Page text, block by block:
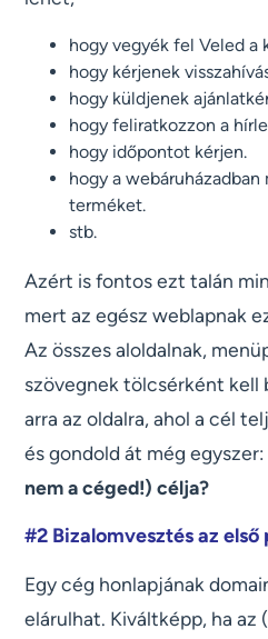
hogy vegyék fel Veled a
hogy kérjenek
hogy küldjenek
hogy feliratkozzon a
hogy időpontot kérjen.
hogy a
terméket.
stb.
Azért is fontos ezt talán
mert az egész weblapnak
Az összes aloldalnak,
szövegnek tölcsérként kell
arra az oldalra, ahol a cél
és gondold át még egyszer:
nem a céged!) célja?
#2 Bizalomvesztés az
Egy cég honlapjának
elárulhat. Kiváltképp, ha